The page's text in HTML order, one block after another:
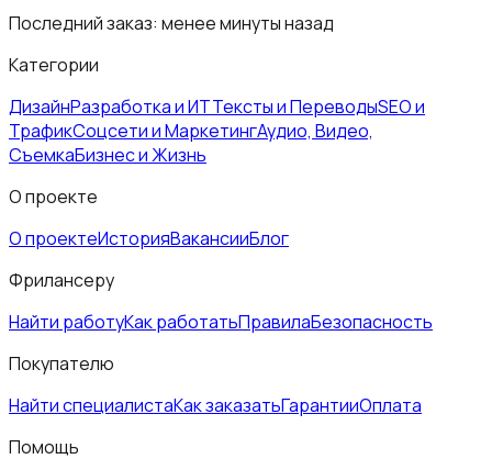
Последний заказ: менее минуты назад
Категории
ДизайнРазработка и ИТТексты и ПереводыSEO и
ТрафикСоцсети и МаркетингАудио, Видео,
СъемкаБизнес и Жизнь
О проекте
О проектеИсторияВакансииБлог
Фрилансеру
Найти работуКак работатьПравилаБезопасность
Покупателю
Найти специалистаКак заказатьГарантииОплата
Помощь